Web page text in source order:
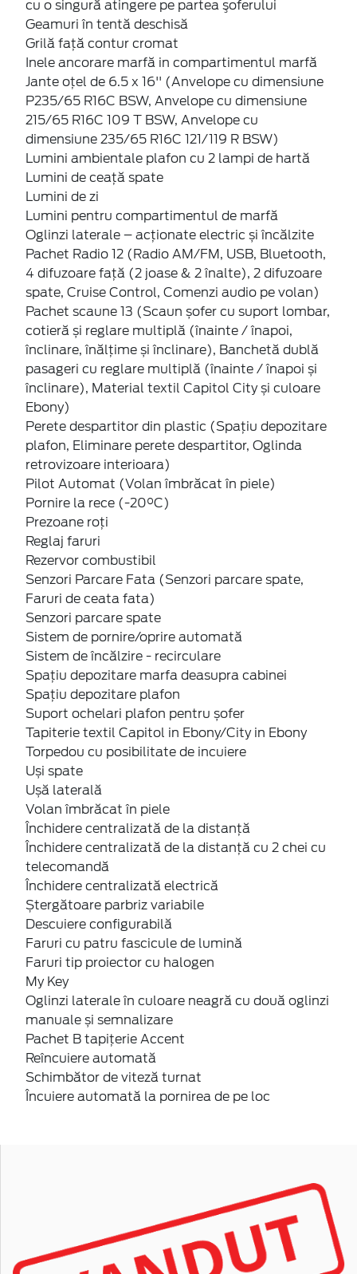
cu o singură atingere pe partea şoferului
Geamuri în tentă deschisă
Grilă față contur cromat
Inele ancorare marfă in compartimentul marfă
Jante oțel de 6.5 x 16'' (Anvelope cu dimensiune
P235/65 R16C BSW, Anvelope cu dimensiune
215/65 R16C 109 T BSW, Anvelope cu
dimensiune 235/65 R16C 121/119 R BSW)
Lumini ambientale plafon cu 2 lampi de hartă
Lumini de ceață spate
Lumini de zi
Lumini pentru compartimentul de marfă
Oglinzi laterale – acționate electric și încălzite
Pachet Radio 12 (Radio AM/FM, USB, Bluetooth,
4 difuzoare față (2 joase & 2 înalte), 2 difuzoare
spate, Cruise Control, Comenzi audio pe volan)
Pachet scaune 13 (Scaun șofer cu suport lombar,
cotieră și reglare multiplă (înainte / înapoi,
înclinare, înălțime și înclinare), Banchetă dublă
pasageri cu reglare multiplă (înainte / înapoi și
înclinare), Material textil Capitol City și culoare
Ebony)
Perete despartitor din plastic (Spațiu depozitare
plafon, Eliminare perete despartitor, Oglinda
retrovizoare interioara)
Pilot Automat (Volan îmbrăcat în piele)
Pornire la rece (-20°C)
Prezoane roți
Reglaj faruri
Rezervor combustibil
Senzori Parcare Fata (Senzori parcare spate,
Faruri de ceata fata)
Senzori parcare spate
Sistem de pornire/oprire automată
Sistem de încălzire - recirculare
Spațiu depozitare marfa deasupra cabinei
Spațiu depozitare plafon
Suport ochelari plafon pentru șofer
Tapiterie textil Capitol in Ebony/City in Ebony
Torpedou cu posibilitate de incuiere
Uși spate
Ușă laterală
Volan îmbrăcat în piele
Închidere centralizată de la distanţă
Închidere centralizată de la distanţă cu 2 chei cu
telecomandă
Închidere centralizată electrică
Ștergătoare parbriz variabile
Descuiere configurabilă
Faruri cu patru fascicule de lumină
Faruri tip proiector cu halogen
My Key
Oglinzi laterale în culoare neagră cu două oglinzi
manuale și semnalizare
Pachet B tapițerie Accent
Reîncuiere automată
Schimbător de viteză turnat
Încuiere automată la pornirea de pe loc